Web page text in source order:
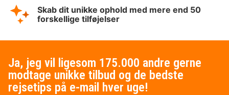
Skab dit unikke ophold med mere end 50
forskellige tilføjelser
Ja, jeg vil ligesom 175.000 andre gerne
modtage unikke tilbud og de bedste
rejsetips på e-mail hver uge!